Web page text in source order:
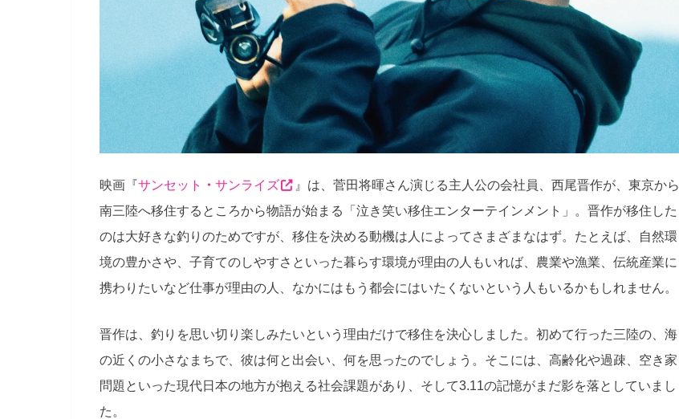
映画『サンセット ・ サンライズ
』は、菅田将暉さん演じる主人公の会社員、西尾晋作が、東京から
南三陸へ移住するところから物語が始まる「泣き笑い移住エンターテインメント」。晋作が移住した
のは大好きな釣りのためですが、移住を決める動機は人によってさまざまなはず。たとえば、自然環
境の豊かさや、子育てのしやすさといった暮らす環境が理由の人もいれば、農業や漁業、伝統産業に
携わりたいなど仕事が理由の人、なかにはもう都会にはいたくないという人もいるかもしれません。
晋作は、釣りを思い切り楽しみたいという理由だけで移住を決心しました。初めて行った三陸の、海
の近くの小さなまちで、彼は何と出会い、何を思ったのでしょう。そこには、高齢化や過疎、空き家
問題といった現代日本の地方が抱える社会課題があり、そして3.11の記憶がまだ影を落としていまし
た。